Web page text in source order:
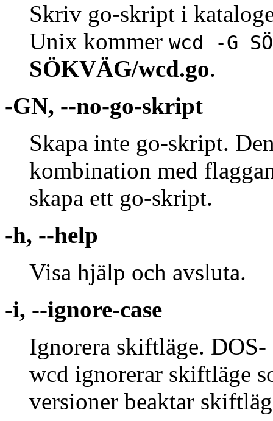
Skriv go-skript i
Unix kommer wcd -G
SÖKVÄG/wcd.go.
-GN, --no-go-skript
Skapa inte go-skript.
kombination med
skapa ett go-skript.
-h, --help
Visa hjälp och avsluta.
-i, --ignore-case
Ignorera skiftläge.
wcd ignorerar skiftläge
versioner beaktar